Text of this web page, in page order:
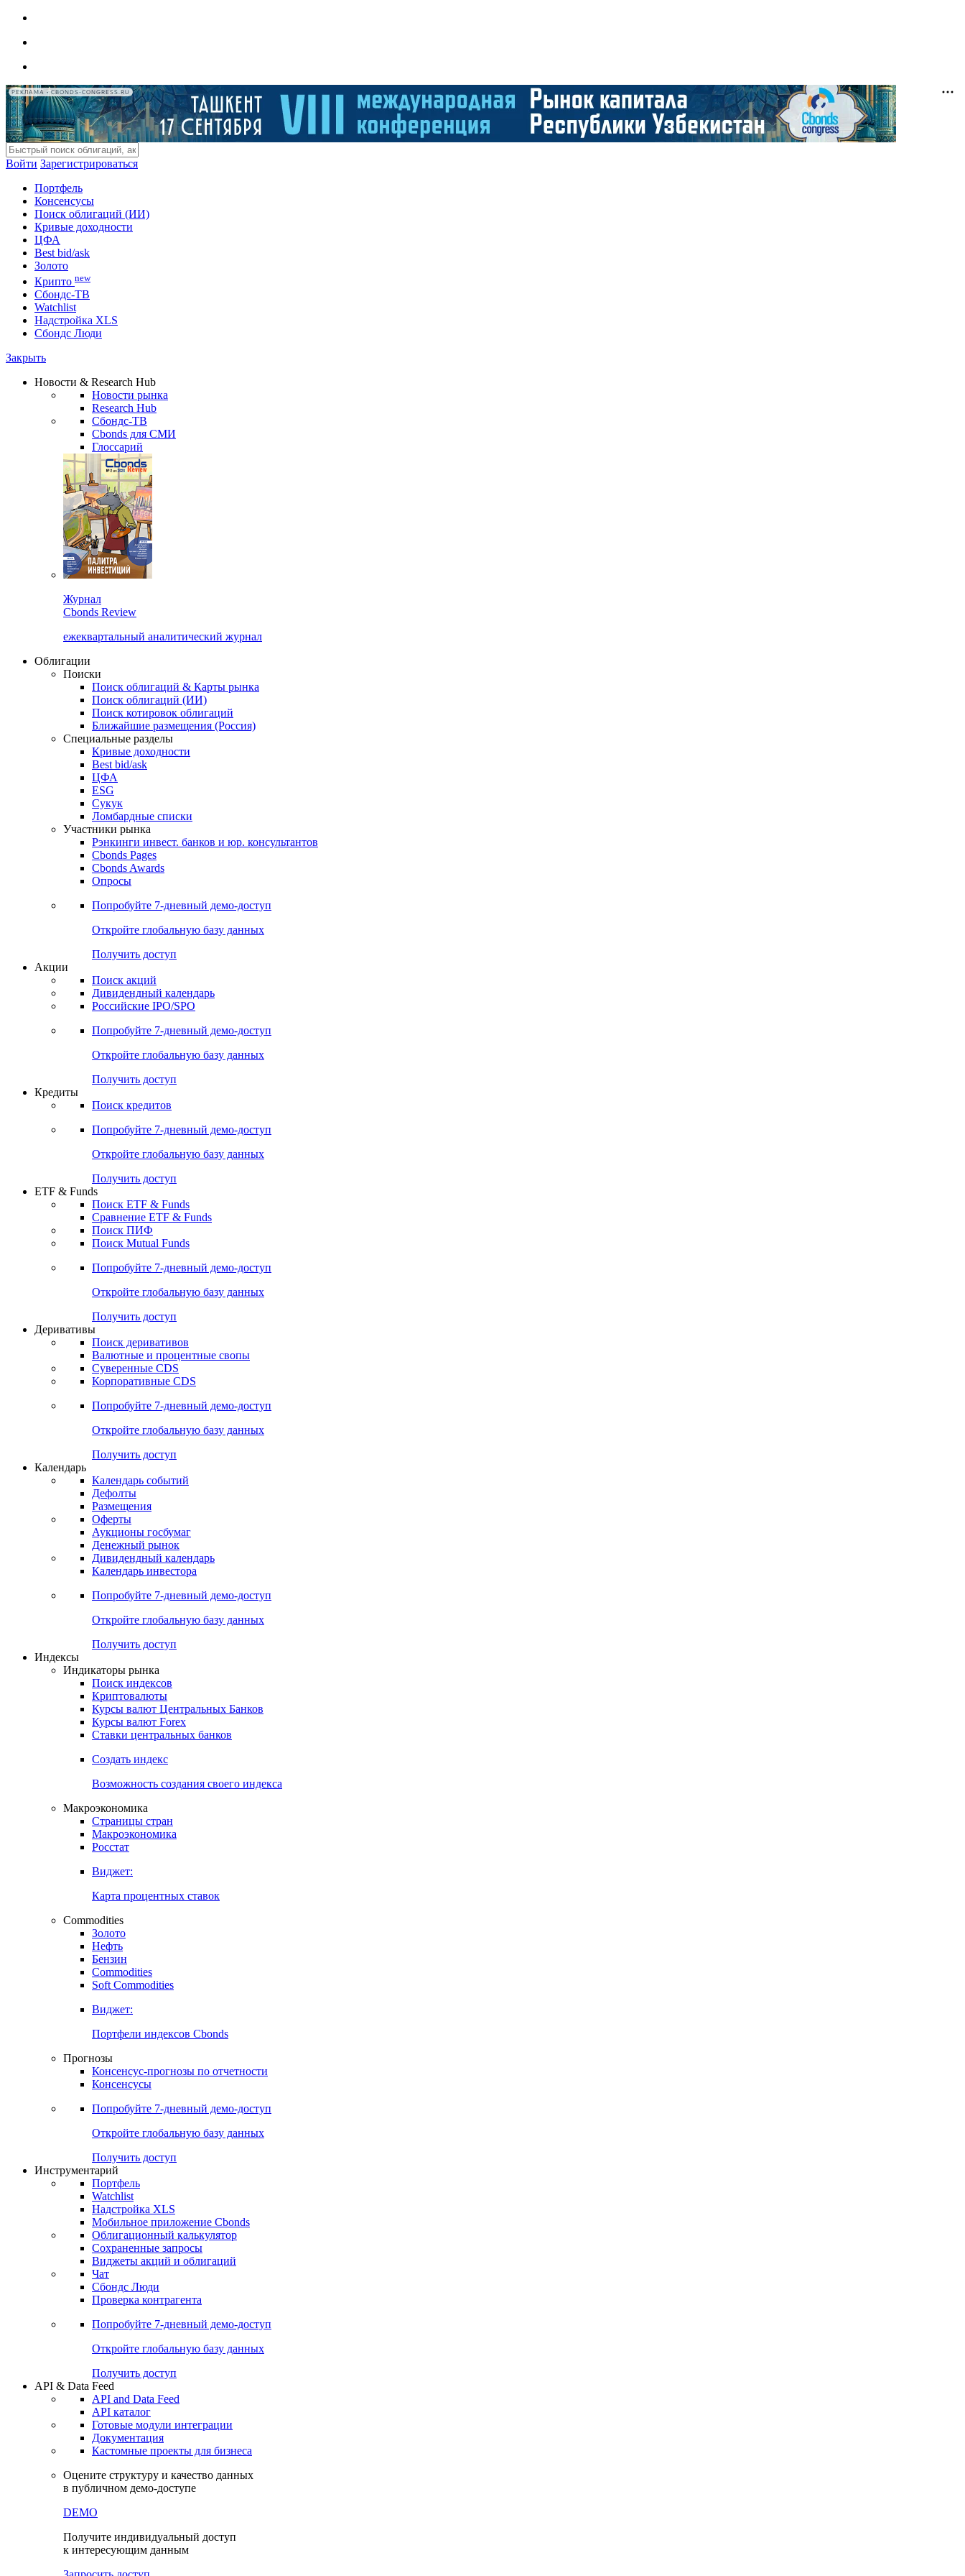
РЕКЛАМА • CBONDS-CONGRESS.RU
Войти Зарегистрироваться
Портфель
Консенсусы
Поиск облигаций (ИИ)
Кривые доходности
ЦФА
Best bid/ask
Золото
Крипто new
Сбондс-ТВ
Watchlist
Надстройка XLS
Сбондс Люди
Закрыть
Новости & Research Hub
Новости рынка
Research Hub
Сбондс-ТВ
Cbonds для СМИ
Глоссарий
Журнал
Cbonds Review
ежеквартальный аналитический журнал
Облигации
Поиски
Поиск облигаций & Карты рынка
Поиск облигаций (ИИ)
Поиск котировок облигаций
Ближайшие размещения (Россия)
Специальные разделы
Кривые доходности
Best bid/ask
ЦФА
ESG
Сукук
Ломбардные списки
Участники рынка
Рэнкинги инвест. банков и юр. консультантов
Cbonds Pages
Cbonds Awards
Опросы
Попробуйте 7-дневный демо-доступ
Откройте глобальную базу данных
Получить доступ
Акции
Поиск акций
Дивидендный календарь
Российские IPO/SPO
Попробуйте 7-дневный демо-доступ
Откройте глобальную базу данных
Получить доступ
Кредиты
Поиск кредитов
Попробуйте 7-дневный демо-доступ
Откройте глобальную базу данных
Получить доступ
ETF & Funds
Поиск ETF & Funds
Сравнение ETF & Funds
Поиск ПИФ
Поиск Mutual Funds
Попробуйте 7-дневный демо-доступ
Откройте глобальную базу данных
Получить доступ
Деривативы
Поиск деривативов
Валютные и процентные свопы
Суверенные CDS
Корпоративные CDS
Попробуйте 7-дневный демо-доступ
Откройте глобальную базу данных
Получить доступ
Календарь
Календарь событий
Дефолты
Размещения
Оферты
Аукционы госбумаг
Денежный рынок
Дивидендный календарь
Календарь инвестора
Попробуйте 7-дневный демо-доступ
Откройте глобальную базу данных
Получить доступ
Индексы
Индикаторы рынка
Поиск индексов
Криптовалюты
Курсы валют Центральных Банков
Курсы валют Forex
Ставки центральных банков
Создать индекс
Возможность создания своего индекса
Макроэкономика
Страницы стран
Макроэкономика
Росстат
Виджет:
Карта процентных ставок
Commodities
Золото
Нефть
Бензин
Commodities
Soft Commodities
Виджет:
Портфели индексов Cbonds
Прогнозы
Консенсус-прогнозы по отчетности
Консенсусы
Попробуйте 7-дневный демо-доступ
Откройте глобальную базу данных
Получить доступ
Инструментарий
Портфель
Watchlist
Надстройка XLS
Мобильное приложение Cbonds
Облигационный калькулятор
Сохраненные запросы
Виджеты акций и облигаций
Чат
Сбондс Люди
Проверка контрагента
Попробуйте 7-дневный демо-доступ
Откройте глобальную базу данных
Получить доступ
API & Data Feed
API and Data Feed
API каталог
Готовые модули интеграции
Документация
Кастомные проекты для бизнеса
Оцените структуру и качество данных
в публичном демо-доступе
DEMO
Получите индивидуальный доступ
к интересующим данным